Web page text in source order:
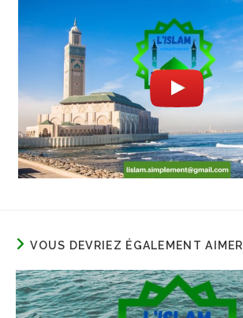
VOUS DEVRIEZ ÉGALEMENT AIMER